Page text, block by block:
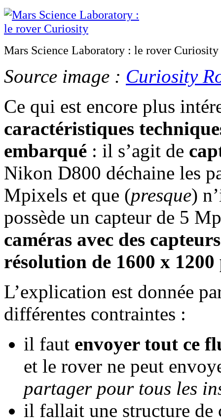
Mars Science Laboratory : le rover Curiosity
Source image : Curiosity
Ce qui est encore plus
caractéristiques
embarqué : il s’agit de
Nikon D800 déchaine les
Mpixels et que (presque)
possède un capteur de 5
caméras avec des
résolution de 1600 x 1200
L’explication est donnée
différentes contraintes :
il faut envoyer tout ce
et le rover ne peut
partager pour tous les
il fallait une structure de